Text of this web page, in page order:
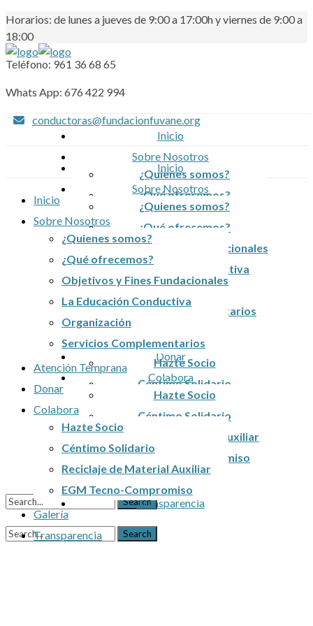
Horarios: de lunes a jueves de 9:00 a 17:00h y viernes de 9:00 a
18:00
Teléfono: 961 36 68 65
Whats App: 676 422 994
conductoras@fundacionfuvane.org
Inicio
Sobre Nosotros
¿Quienes somos?
¿Qué ofrecemos?
Objetivos y Fines Fundacionales
La Educación Conductiva
Organización
Servicios Complementarios
Atención Temprana
Colabora
Hazte Socio
Céntimo Solidario
Reciclaje de Material Auxiliar
EGM Tecno-Compromiso
Galería
Transparencia
Inicio
Sobre Nosotros
¿Quienes somos?
¿Qué ofrecemos?
Objetivos y Fines Fundacionales
La Educación Conductiva
Organización
Servicios Complementarios
Donar
Colabora
Hazte Socio
Céntimo Solidario
Reciclaje de Material Auxiliar
EGM Tecno-Compromiso
Transparencia
Inicio
Sobre Nosotros
¿Quienes somos?
¿Qué ofrecemos?
Objetivos y Fines Fundacionales
La Educación Conductiva
Organización
Servicios Complementarios
Atención Temprana
Donar
Colabora
Hazte Socio
Céntimo Solidario
Reciclaje de Material Auxiliar
EGM Tecno-Compromiso
Galería
Transparencia